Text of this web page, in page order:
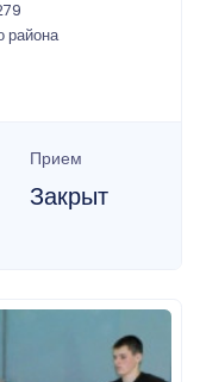
района
Прием
Закрыт